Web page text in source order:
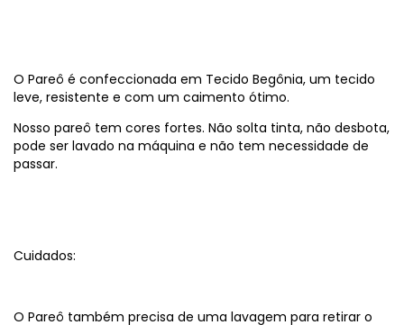
O Pareô é confeccionada em Tecido Begônia, um tecido
leve, resistente e com um caimento ótimo.
Nosso pareô tem cores fortes. Não solta tinta, não desbota,
pode ser lavado na máquina e não tem necessidade de
passar.
Cuidados:
O Pareô também precisa de uma lavagem para retirar o